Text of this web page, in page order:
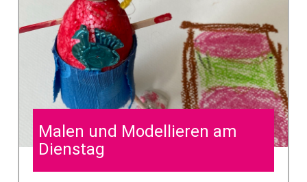
Malen und Modellieren am
Dienstag